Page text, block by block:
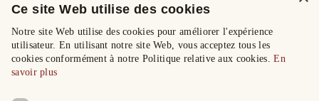
Ce site Web utilise des cookies
Notre site Web utilise des cookies pour améliorer l'expérience
utilisateur. En utilisant notre site Web, vous acceptez tous les
cookies conformément à notre Politique relative aux cookies.En
savoir plus